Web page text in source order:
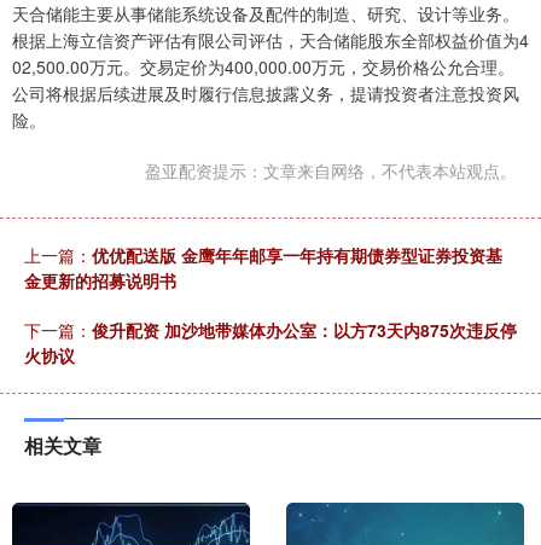
天合储能主要从事储能系统设备及配件的制造、研究、设计等业务。
根据上海立信资产评估有限公司评估，天合储能股东全部权益价值为4
02,500.00万元。交易定价为400,000.00万元，交易价格公允合理。
公司将根据后续进展及时履行信息披露义务，提请投资者注意投资风
险。
盈亚配资提示：文章来自网络，不代表本站观点。
上一篇： 优优配送版 金鹰年年邮享一年持有期债券型证券投资基
金更新的招募说明书
下一篇： 俊升配资 加沙地带媒体办公室：以方73天内875次违反停
火协议
相关文章